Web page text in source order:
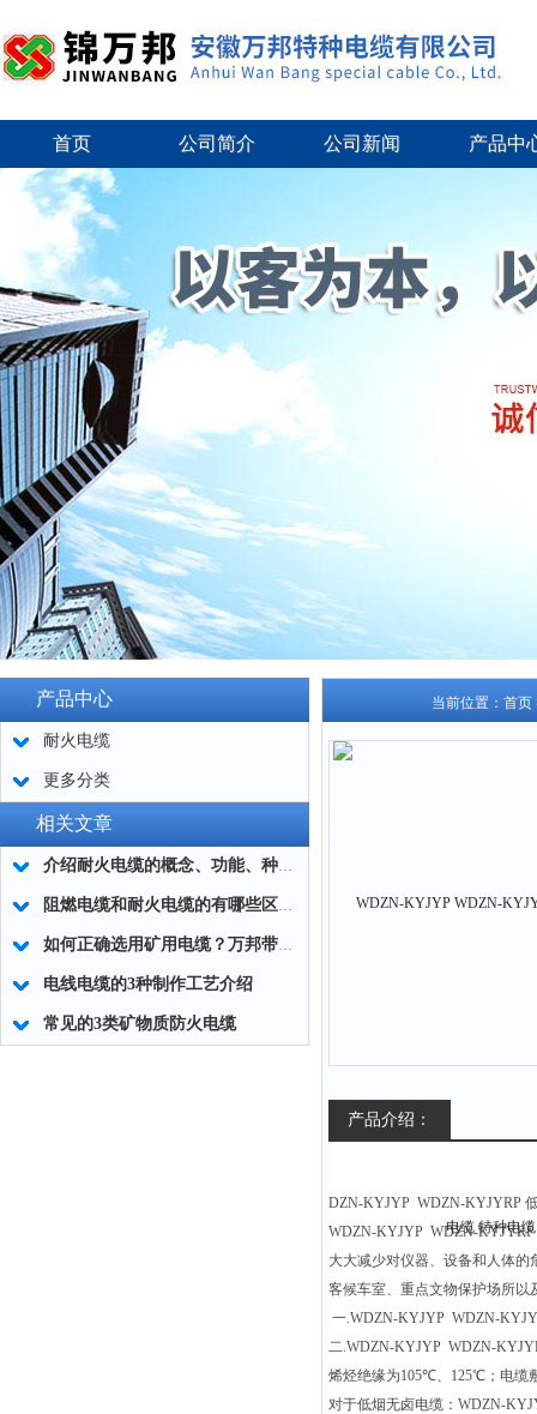
首页 公司简介 公司新闻 产品中
产品中心
耐火电缆
更多分类
相关文章
介绍耐火电缆的概念、功能、种类和应用
阻燃电缆和耐火电缆的有哪些区别？
如何正确选用矿用电缆？万邦带您了解！
电线电缆的3种制作工艺介绍
常见的3类矿物质防火电缆
当前位置： 首页
产品介绍：
DZN-KYJYP WDZN-KYJYRP
WDZN-KYJYP WDZN-KYJYRP
大大减少对仪器、设备和人体
客候车室、重点文物保护场所以
一.WDZN-KYJYP WDZN-
二.WDZN-KYJYP WDZN-
烯烃绝缘为105℃、 125℃ ；电缆
对于低烟无卤电缆： WDZN-